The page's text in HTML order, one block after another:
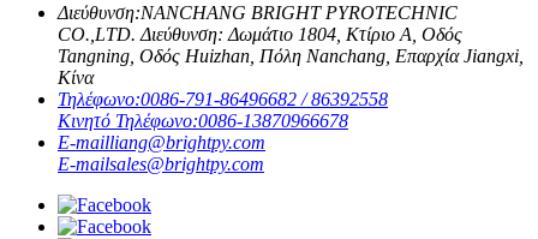
Διεύθυνση:NANCHANG BRIGHT PYROTECHNIC
CO.,LTD. Διεύθυνση: Δωμάτιο 1804, Κτίριο Α, Οδός
Tangning, Οδός Huizhan, Πόλη Nanchang, Επαρχία Jiangxi,
Κίνα
Τηλέφωνο:0086-791-86496682 / 86392558
Κινητό Τηλέφωνο:0086-13870966678
E-mailliang@brightpy.com
E-mailsales@brightpy.com